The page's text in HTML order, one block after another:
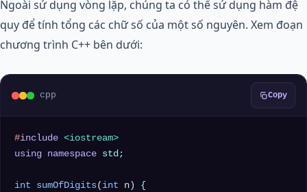
Ngoài sử dụng vòng lặp, chúng ta có thể sử dụng hàm đệ
quy để tính tổng các chữ số của một số nguyên. Xem đoạn
chương trình C++ bên dưới:
cpp Copy
#include <iostream>
using namespace std;
int sumOfDigits( int n)
{